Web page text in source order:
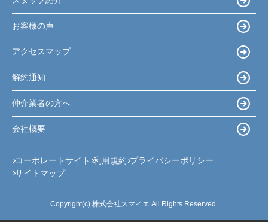
お客様の声
アクセスマップ
解約通知
仲介業者の方へ
会社概要
コーポレートサイト 利用規約 プライバシーポリシー
サイトマップ
Copyright(c) 株式会社スマイエ All Rights Reserved.